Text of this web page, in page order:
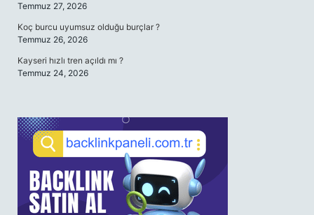
Temmuz 27, 2026
Koç burcu uyumsuz olduğu burçlar ?
Temmuz 26, 2026
Kayseri hızlı tren açıldı mı ?
Temmuz 24, 2026